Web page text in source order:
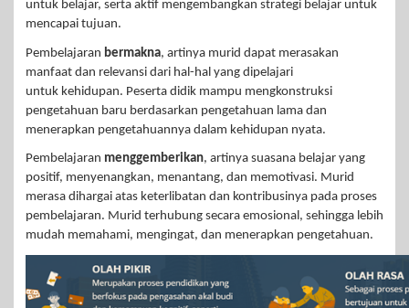
untuk belajar, serta aktif mengembangkan strategi belajar untuk
mencapai tujuan.
Pembelajaran bermakna, artinya murid dapat merasakan
manfaat dan relevansi dari hal-hal yang dipelajari
untuk kehidupan. Peserta didik mampu mengkonstruksi
pengetahuan baru berdasarkan pengetahuan lama dan
menerapkan pengetahuannya dalam kehidupan nyata.
Pembelajaran menggemberikan, artinya suasana belajar yang
positif, menyenangkan, menantang, dan memotivasi. Murid
merasa dihargai atas keterlibatan dan kontribusinya pada proses
pembelajaran. Murid terhubung secara emosional, sehingga lebih
mudah memahami, mengingat, dan menerapkan pengetahuan.